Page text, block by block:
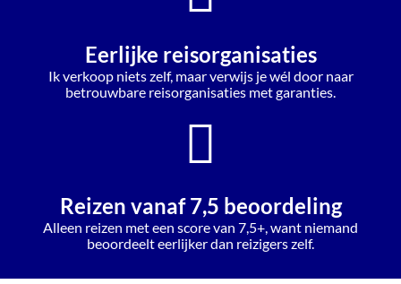
Eerlijke reisorganisaties
Ik verkoop niets zelf, maar verwijs je wél door naar
betrouwbare reisorganisaties met garanties.
Reizen vanaf 7,5 beoordeling
Alleen reizen met een score van 7,5+, want niemand
beoordeelt eerlijker dan reizigers zelf.